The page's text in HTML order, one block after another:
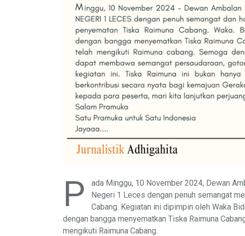
P
ada Minggu, 10 November 2024, Dewan
Negeri 1 Leces dengan penuh semangat
Cabang. Kegiatan ini dipimpin oleh Waka
dengan bangga menyematkan Tiska Raimuna
mengikuti Raimuna Cabang.